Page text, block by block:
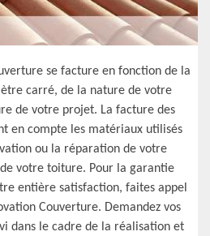
se facture en fonction de la
carré, de la nature de votre
de votre projet. La facture des
en compte les matériaux utilisés
ou la réparation de votre
votre toiture. Pour la garantie
entière satisfaction, faites appel
Couverture. Demandez vos
dans le cadre de la réalisation et